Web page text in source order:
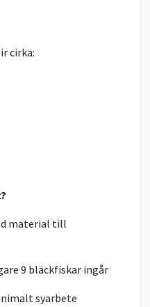
cirka:
material till
9 bläckfiskar ingår
syarbete